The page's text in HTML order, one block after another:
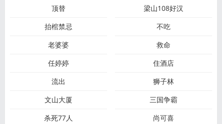
顶替
梁山108好汉
抬棺禁忌
不吃
老婆婆
救命
任婷婷
住酒店
流出
狮子林
文山大厦
三国争霸
杀死77人
尚可喜